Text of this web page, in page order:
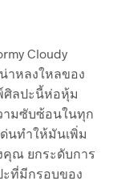
Cloudy
าหลงใหลของ
ศิลปะนี้ห่อหุ้ม
ามซับซ้อนในทุก
นทำให้มันเพิ่ม
ณ ยกระดับการ
ที่มีกรอบของ